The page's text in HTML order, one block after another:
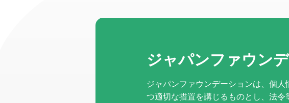
ジャパンファウン
ジャパンファウンデーションは、個
つ適切な措置を講じるものとし、法